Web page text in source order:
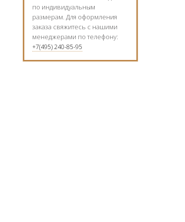
по индивидуальным
размерам. Для оформления
заказа свяжитесь с нашими
менеджерами по телефону:
+7(495) 240-85-95